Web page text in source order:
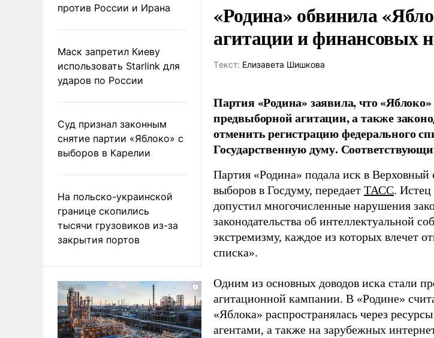
против России и Ирана
Маск запретил Киеву
использовать Starlink для
ударов по России
Суд признал законным
снятие партии «Яблоко» с
выборов в Карелии
На польско-украинской
границе скопились
тысячи грузовиков из-за
закрытия портов
«Родина» обвинила
агитации и финансовых
Tекст: Елизавета Шишкова
Партия «Родина» заявила, что
предвыборной агитации, а также
отменить регистрацию федерального
Государственную думу.
Партия «Родина» подала иск в Верховный
выборов в Госдуму, передает ТАСС. Истец
допустил многочисленные нарушения
законодательства об интеллектуальной
экстремизму, каждое из которых влечет
списка».
Одним из основных доводов иска стали
агитационной кампании. В «Родине»
«Яблока» распространялась через
агентами, а также на зарубежных